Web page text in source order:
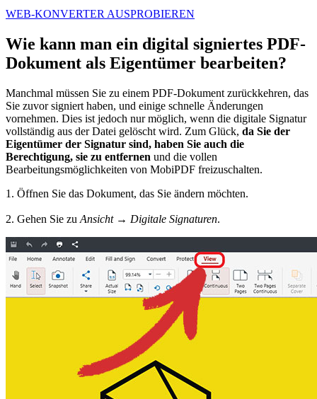
WEB-KONVERTER AUSPROBIEREN
Wie kann man ein digital signiertes PDF-
Dokument als Eigentümer bearbeiten?
Manchmal müssen Sie zu einem PDF-Dokument zurückkehren, das
Sie zuvor signiert haben, und einige schnelle Änderungen
vornehmen. Dies ist jedoch nur möglich, wenn die digitale Signatur
vollständig aus der Datei gelöscht wird. Zum Glück, da Sie der
Eigentümer der Signatur sind, haben Sie auch die
Berechtigung, sie zu entfernen und die vollen
Bearbeitungsmöglichkeiten von MobiPDF freizuschalten.
1. Öffnen Sie das Dokument, das Sie ändern möchten.
2. Gehen Sie zu Ansicht → Digitale Signaturen.